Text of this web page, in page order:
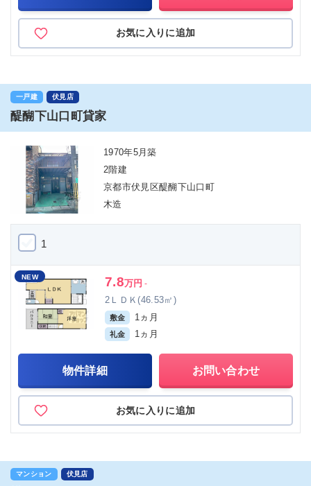
お気に入りに追加
一戸建 伏見店
醍醐下山口町貸家
1970年5月築
2階建
京都市伏見区醍醐下山口町
木造
1
NEW 7.8万円 -
2ＬＤＫ(46.53㎡)
敷金 1ヵ月
礼金 1ヵ月
物件詳細 お問い合わせ
お気に入りに追加
マンション 伏見店